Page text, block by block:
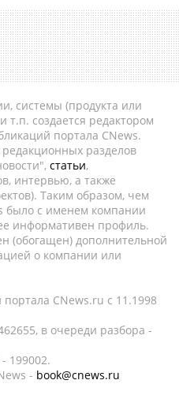
системы (продукта или
т.п. создается редактором
портала CNews.
разделов
статьи,
интервью, а также
Таким образом, чем
было с именем компании
информативен профиль.
(обогащен) дополнительной
о компании или
CNews.ru c 11.1998
в очереди разбора -
199002.
- book@cnews.ru